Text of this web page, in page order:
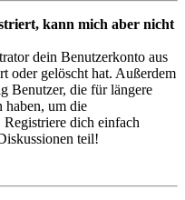
kann mich aber nicht
dein Benutzerkonto aus
oder gelöscht hat. Außerdem
Benutzer, die für längere
haben, um die
dich einfach
teil!